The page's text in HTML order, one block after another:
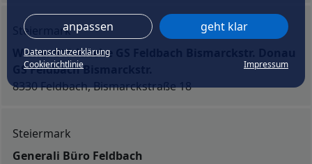
anpassen geht klar
Datenschutzerklärung
Cookierichtlinie
Impressum
Steiermark
Wiener Städtische GS Feldbach Bismarckstr. Donau
GS Feldbach Bismarckstr.
8330 Feldbach, Bismarckstraße 18
Steiermark
Generali Büro Feldbach